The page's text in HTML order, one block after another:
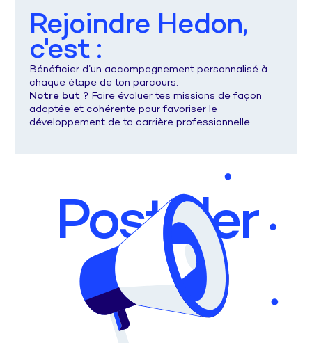
Rejoindre Hedon,
c'est :
Bénéficier d’un accompagnement personnalisé à
chaque étape de ton parcours.
Notre but ? Faire évoluer tes missions de façon
adaptée et cohérente pour favoriser le
développement de ta carrière professionnelle.
Postuler